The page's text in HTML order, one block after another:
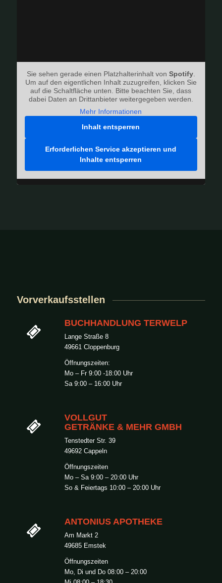
Sie sehen gerade einen Platzhalterinhalt von Spotify.
Um auf den eigentlichen Inhalt zuzugreifen, klicken Sie
auf die Schaltfläche unten. Bitte beachten Sie, dass
dabei Daten an Drittanbieter weitergegeben werden.
Mehr Informationen
Inhalt entsperren
Erforderlichen Service akzeptieren und
Inhalte entsperren
Vorverkaufsstellen
BUCHHANDLUNG TERWELP
Lange Straße 8
49661 Cloppenburg
Öffnungszeiten:
Mo – Fr 9:00 -18:00 Uhr
Sa 9:00 – 16:00 Uhr
VOLLGUT
GETRÄNKE & MEHR GMBH
Tenstedter Str. 39
49692 Cappeln
Öffnungszeiten
Mo – Sa 9:00 – 20:00 Uhr
So & Feiertags 10:00 – 20:00 Uhr
ANTONIUS APOTHEKE
Am Markt 2
49685 Emstek
Öffnungszeiten
Mo, Di und Do 08:00 – 20:00